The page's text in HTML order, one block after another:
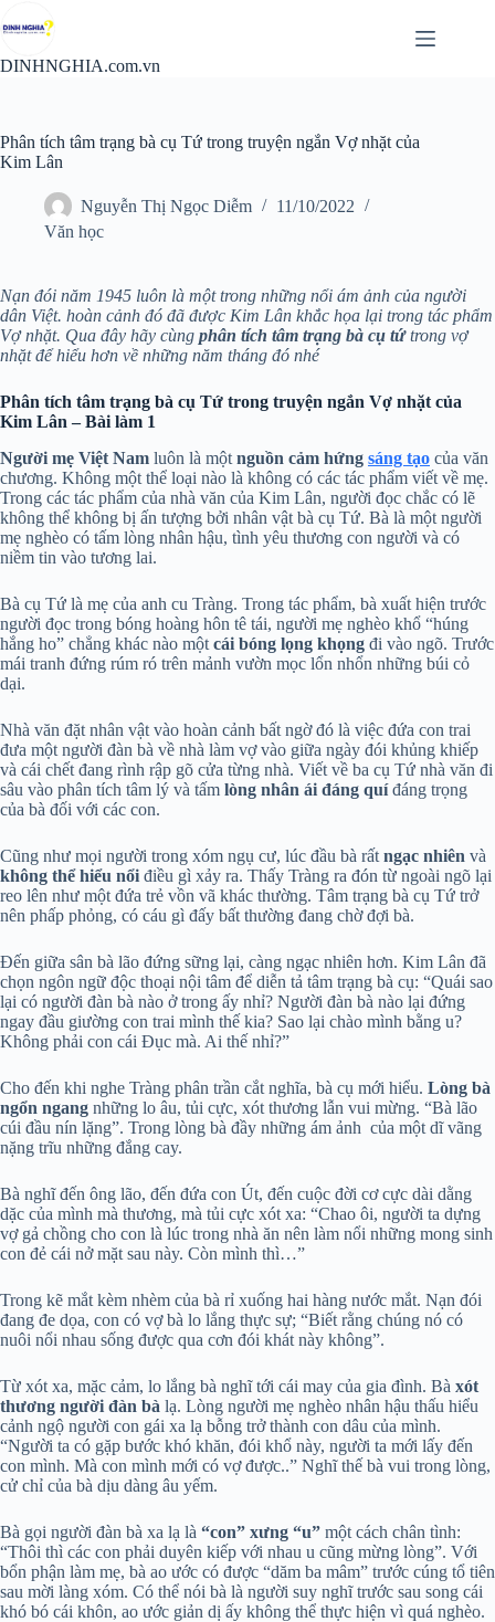
đến
nội
DINHNGHIA.com.vn
Phân tích tâm trạng bà cụ Tứ trong truyện ngắn Vợ nhặt của
Kim Lân
Nguyễn Thị Ngọc Diễm
11/10/2022
Văn học
Nạn đói năm 1945 luôn là một trong những nổi ám ảnh của người
dân Việt. hoàn cảnh đó đã được Kim Lân khắc họa lại trong tác phẩm
Vợ nhặt. Qua đây hãy cùng phân tích tâm trạng bà cụ tứtrong vợ
nhặt để hiểu hơn về những năm tháng đó nhé
Phân tích tâm trạng bà cụ Tứ trong truyện ngắn Vợ nhặt của
Kim Lân – Bài làm 1
Người mẹ Việt Nam luôn là một nguồn cảm hứng sáng tạo của văn
chương. Không một thể loại nào là không có các tác phẩm viết về mẹ.
Trong các tác phẩm của nhà văn của Kim Lân, người đọc chắc có lẽ
không thể không bị ấn tượng bởi nhân vật bà cụ Tứ. Bà là một người
mẹ nghèo có tấm lòng nhân hậu, tình yêu thương con người và có
niềm tin vào tương lai.
Bà cụ Tứ là mẹ của anh cu Tràng. Trong tác phẩm, bà xuất hiện trước
người đọc trong bóng hoàng hôn tê tái, người mẹ nghèo khổ “húng
hắng ho” chẳng khác nào một cái bóng lọng khọng đi vào ngõ. Trước
mái tranh đứng rúm ró trên mảnh vườn mọc lổn nhổn những búi cỏ
dại.
Nhà văn đặt nhân vật vào hoàn cảnh bất ngờ đó là việc đứa con trai
đưa một người đàn bà về nhà làm vợ vào giữa ngày đói khủng khiếp
và cái chết đang rình rập gõ cửa từng nhà. Viết về ba cụ Tứ nhà văn đi
sâu vào phân tích tâm lý và tấm lòng nhân ái đáng quíđáng trọng
của bà đối với các con.
Cũng như mọi người trong xóm ngụ cư, lúc đầu bà rất ngạc nhiên và
không thể hiểu nổi điều gì xảy ra. Thấy Tràng ra đón từ ngoài ngõ lại
reo lên như một đứa trẻ vồn vã khác thường. Tâm trạng bà cụ Tứ trở
nên phấp phỏng, có cáu gì đấy bất thường đang chờ đợi bà.
Đến giữa sân bà lão đứng sững lại, càng ngạc nhiên hơn. Kim Lân đã
chọn ngôn ngữ độc thoại nội tâm để diễn tả tâm trạng bà cụ: “Quái sao
lại có người đàn bà nào ở trong ấy nhỉ? Người đàn bà nào lại đứng
ngay đầu giường con trai mình thế kia? Sao lại chào mình bằng u?
Không phải con cái Đục mà. Ai thế nhỉ?”
Cho đến khi nghe Tràng phân trần cắt nghĩa, bà cụ mới hiểu. Lòng bà
ngổn ngang những lo âu, tủi cực, xót thương lẫn vui mừng. “Bà lão
cúi đầu nín lặng”. Trong lòng bà đầy những ám ảnh của một dĩ vãng
nặng trĩu những đắng cay.
Bà nghĩ đến ông lão, đến đứa con Út, đến cuộc đời cơ cực dài dằng
dặc của mình mà thương, mà tủi cực xót xa: “Chao ôi, người ta dựng
vợ gả chồng cho con là lúc trong nhà ăn nên làm nổi những mong sinh
con đẻ cái nở mặt sau này. Còn mình thì…”
Trong kẽ mắt kèm nhèm của bà rỉ xuống hai hàng nước mắt. Nạn đói
đang đe dọa, con có vợ bà lo lắng thực sự; “Biết rằng chúng nó có
nuôi nổi nhau sống được qua cơn đói khát này không”.
Từ xót xa, mặc cảm, lo lắng bà nghĩ tới cái may của gia đình. Bà xót
thương người đàn bà lạ. Lòng người mẹ nghèo nhân hậu thấu hiểu
cảnh ngộ người con gái xa lạ bỗng trở thành con dâu của mình.
“Người ta có gặp bước khó khăn, đói khổ này, người ta mới lấy đến
con mình. Mà con mình mới có vợ được..” Nghĩ thế bà vui trong lòng,
cử chỉ của bà dịu dàng âu yếm.
Bà gọi người đàn bà xa lạ là “con” xưng “u” một cách chân tình:
“Thôi thì các con phải duyên kiếp với nhau u cũng mừng lòng”. Với
bổn phận làm mẹ, bà ao ước có được “dăm ba mâm” trước cúng tổ tiên
sau mời làng xóm. Có thể nói bà là người suy nghĩ trước sau song cái
khó bó cái khôn, ao ước giản dị ấy không thể thực hiện vì quá nghèo.